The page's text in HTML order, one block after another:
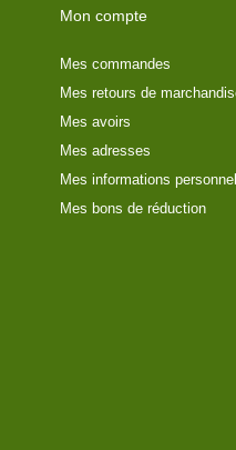
Mon compte
Mes commandes
Mes retours de
Mes avoirs
Mes adresses
Mes informations
Mes bons de réduction